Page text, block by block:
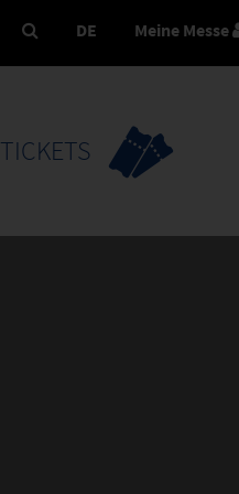
DE Meine Messe
TICKETS